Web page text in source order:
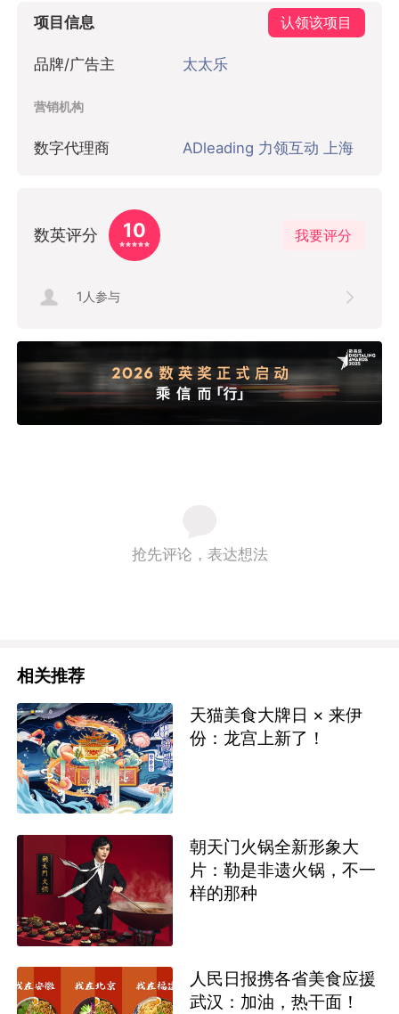
项目信息 认领该项目
品牌/广告主 太太乐
营销机构
数字代理商 ADleading 力领互动 上海
数英评分 10 我要评分
1 人参与
抢先评论，表达想法
相关推荐
天猫美食大牌日 × 来伊
份：龙宫上新了！
朝天门火锅全新形象大
片：勒是非遗火锅，不一
样的那种
人民日报携各省美食应援
武汉：加油，热干面！